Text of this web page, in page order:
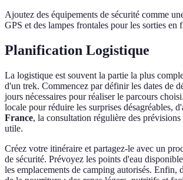
Ajoutez des équipements de sécurité comme
GPS et des lampes frontales pour les sorties en
Planification Logistique
La logistique est souvent la partie la plus
d'un trek. Commencez par définir les dates de
jours nécessaires pour réaliser le parcours
locale pour réduire les surprises désagréables,
France, la consultation régulière des prévisions
utile.
Créez votre itinéraire et partagez-le avec un
de sécurité. Prévoyez les points d'eau
les emplacements de camping autorisés. Enfin,